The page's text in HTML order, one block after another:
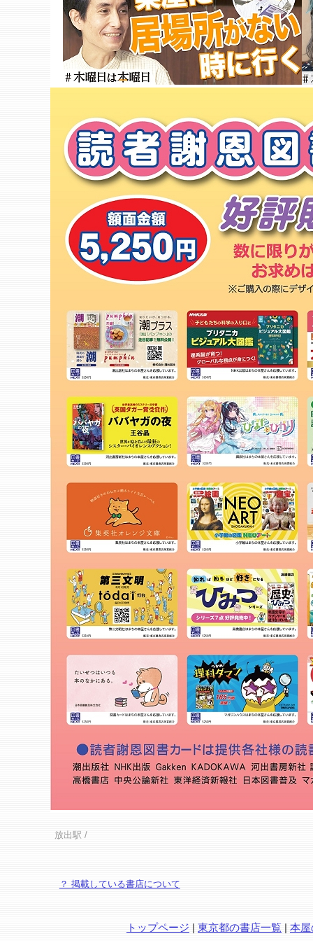
放出駅 /
？ 掲載している書店について
トップページ | 東京都の書店一覧 | 本